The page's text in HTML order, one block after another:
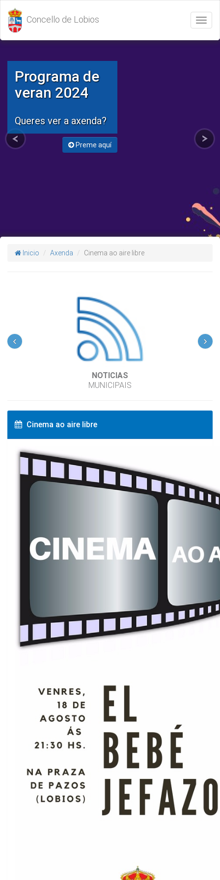
Abrir
/
Cerrar
Concello de Lobios
Programa de
veran 2024
Queres ver a axenda?
Preme aquí
Inicio Axenda Cinema ao aire libre
NOTICIAS
MUNICIPAIS
‹ ›
Cinema ao aire libre